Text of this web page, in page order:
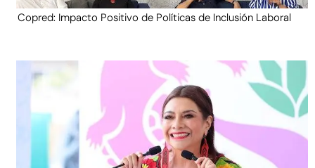
Copred: Impacto Positivo de Políticas de Inclusión Laboral